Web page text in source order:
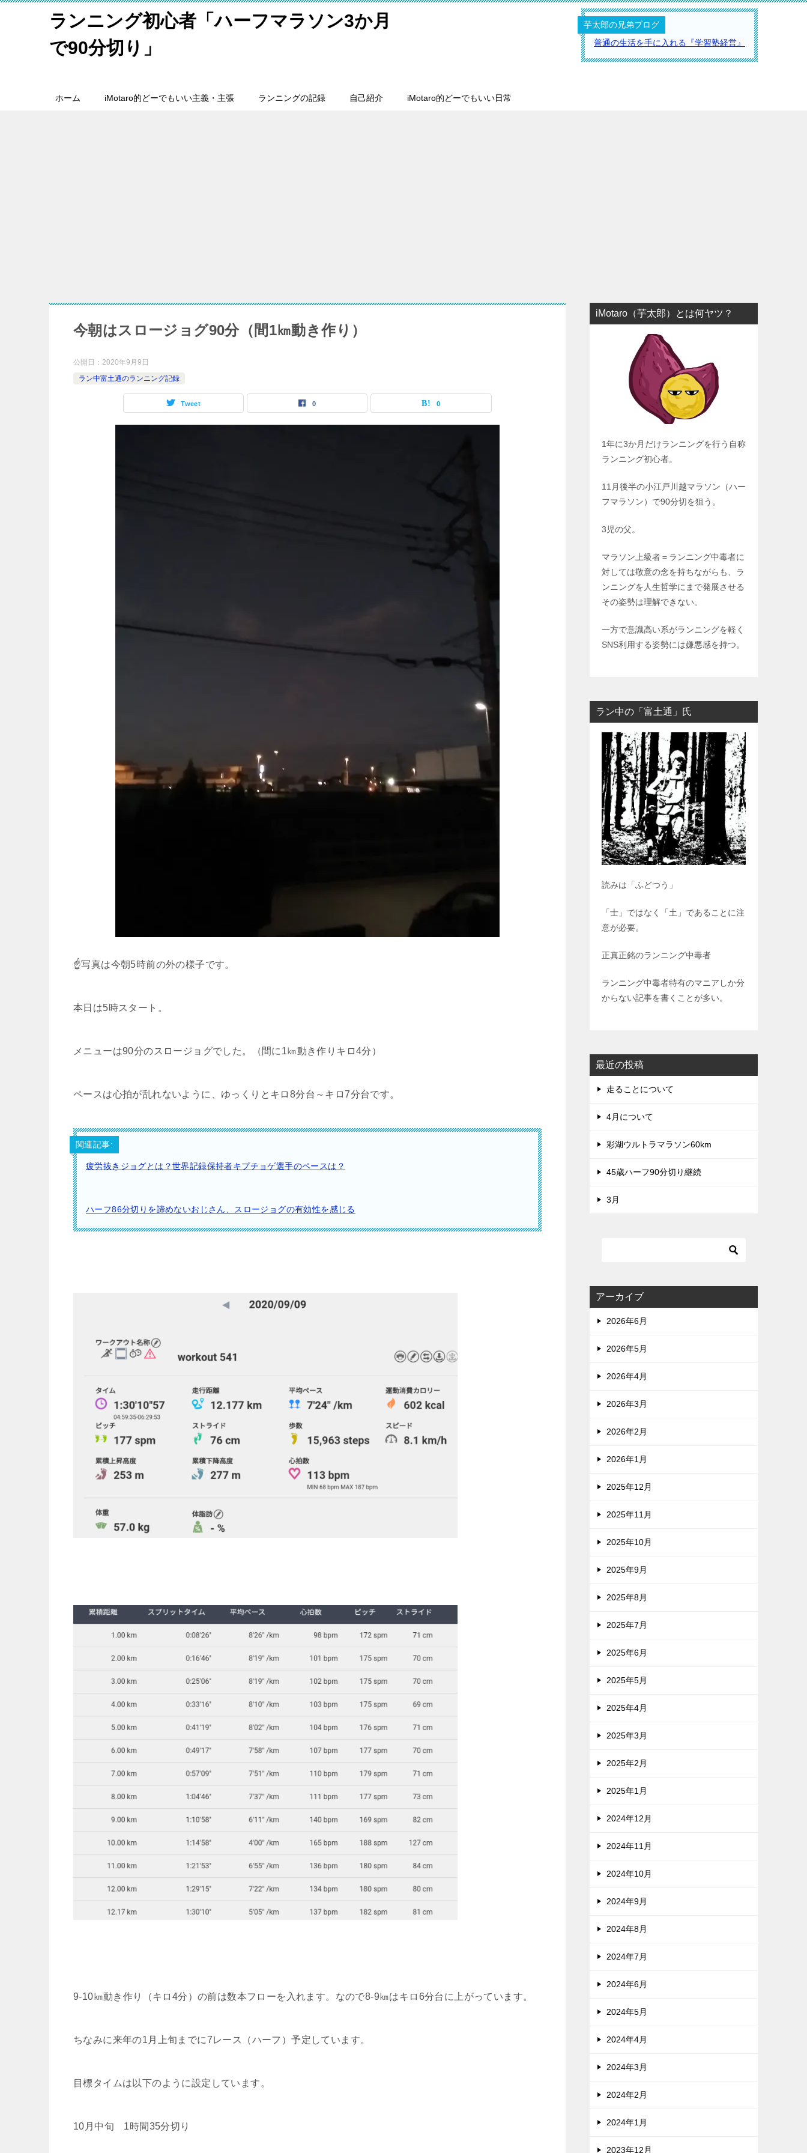
ランニング初心者「ハーフマラソン3か月
で90分切り」
芋太郎の兄弟ブログ
普通の生活を手に入れる『学習塾経営』
ホーム iMotaro的どーでもいい主義・主張 ランニングの記録 自己紹介 iMotaro的どーでもいい日常
今朝はスロージョグ90分（間1㎞動き作り）
公開日： 2020年9月9日
ラン中富土通のランニング記録
Tweet 0 0
☝写真は今朝5時前の外の様子です。
本日は5時スタート。
メニューは90分のスロージョグでした。（間に1㎞動き作りキロ4分）
ペースは心拍が乱れないように、ゆっくりとキロ8分台～キロ7分台です。
関連記事:
疲労抜きジョグとは？世界記録保持者キプチョゲ選手のペースは？
ハーフ86分切りを諦めないおじさん、スロージョグの有効性を感じる
9-10㎞動き作り（キロ4分）の前は数本フローを入れます。なので8-9㎞はキロ6分台に上がっています。
ちなみに来年の1月上旬までに7レース（ハーフ）予定しています。
目標タイムは以下のように設定しています。
10月中旬 1時間35分切り
iMotaro（芋太郎）とは何ヤツ？
1年に3か月だけランニングを行う自称
ランニング初心者。
11月後半の小江戸川越マラソン（ハー
フマラソン）で90分切を狙う。
3児の父。
マラソン上級者＝ランニング中毒者に
対しては敬意の念を持ちながらも、ラ
ンニングを人生哲学にまで発展させる
その姿勢は理解できない。
一方で意識高い系がランニングを軽く
SNS利用する姿勢には嫌悪感を持つ。
ラン中の「富土通」氏
読みは「ふどつう」
「士」ではなく「土」であることに注
意が必要。
正真正銘のランニング中毒者
ランニング中毒者特有のマニアしか分
からない記事を書くことが多い。
最近の投稿
走ることについて
4月について
彩湖ウルトラマラソン60km
45歳ハーフ90分切り継続
3月
アーカイブ
2026年6月
2026年5月
2026年4月
2026年3月
2026年2月
2026年1月
2025年12月
2025年11月
2025年10月
2025年9月
2025年8月
2025年7月
2025年6月
2025年5月
2025年4月
2025年3月
2025年2月
2025年1月
2024年12月
2024年11月
2024年10月
2024年9月
2024年8月
2024年7月
2024年6月
2024年5月
2024年4月
2024年3月
2024年2月
2024年1月
2023年12月